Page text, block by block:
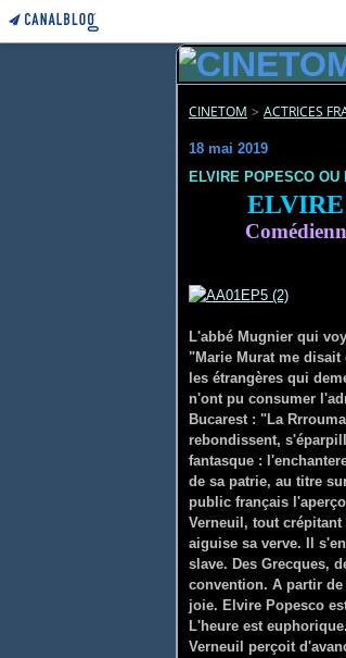
CINETOM > ACTRICES
18 mai 2019
ELVIRE POPESCO
L'abbé Mugnier qui
"Marie Murat me
les étrangères qui
n'ont pu consumer
Bucarest : "La
rebondissent,
fantasque :
de sa patrie, au titre
public français
Verneuil, tout crépitant
aiguise sa verve. Il
slave. Des Grecques,
convention. A partir
joie. Elvire Popesco
L'heure est
Verneuil perçoit